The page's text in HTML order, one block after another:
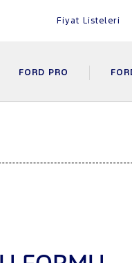
Fiyat Listeleri
FORD PRO